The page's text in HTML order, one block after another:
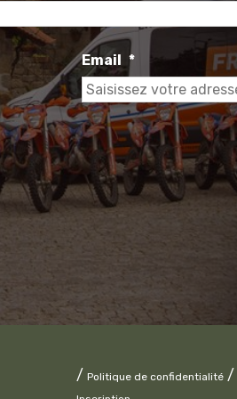
Email *
/ Politique de confidentialité/